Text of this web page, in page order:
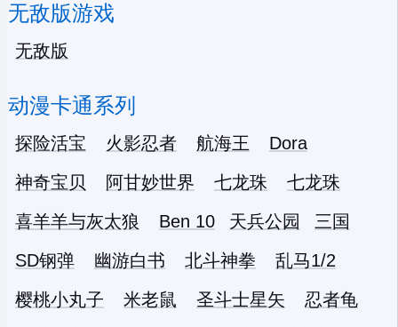
无敌版游戏
无敌版
动漫卡通系列
探险活宝 火影忍者 航海王
Dora
神奇宝贝
阿甘妙世界 七龙珠
七龙珠
喜羊羊与灰太狼
Ben 10 天兵公园
三国
SD钢弹
幽游白书 北斗神拳
乱马1/2
樱桃小丸子
米老鼠 圣斗士星矢
忍者龟